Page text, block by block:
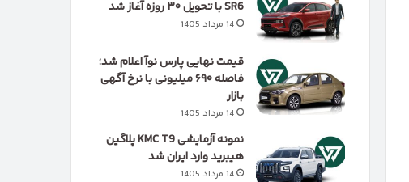
SR6 با تحویل ۳۰ روزه آغاز شد
14 مرداد 1405
قیمت نهایی پارس نوآ اعلام شد؛
فاصله ۶۹۰ میلیونی با نرخ آگهی
بازار
14 مرداد 1405
نمونه آزمایشی KMC T9 پلاگین
هیبرید وارد ایران شد
14 مرداد 1405